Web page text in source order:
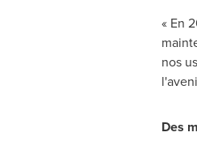
« En
nos
Des